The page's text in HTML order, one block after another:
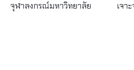
จุฬาลงกรณ์มหาวิทยาลัย
เจา